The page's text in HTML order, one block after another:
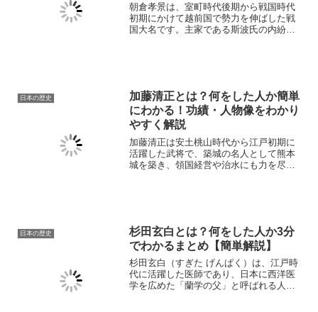
朝倉孝景は、室町時代後期から戦国時代
初期にかけて越前国で勢力を伸ばした戦
国大名です。主家である斯波氏の内紛や
日本の歴史
加藤清正とは？何をした人か簡単
にわかる！功績・人物像をわかり
やすく解説
加藤清正は安土桃山時代から江戸初期に
活躍した武将で、築城の名人として熊本
城を築き、領国経営や治水にも力を尽く
日本の歴史
杉田玄白とは？何をした人か3分
でわかるまとめ【簡単解説】
杉田玄白（すぎた げんぱく）は、江戸時
代に活躍した医師であり、日本に西洋医
学を広めた「蘭学の父」と呼ばれる人物